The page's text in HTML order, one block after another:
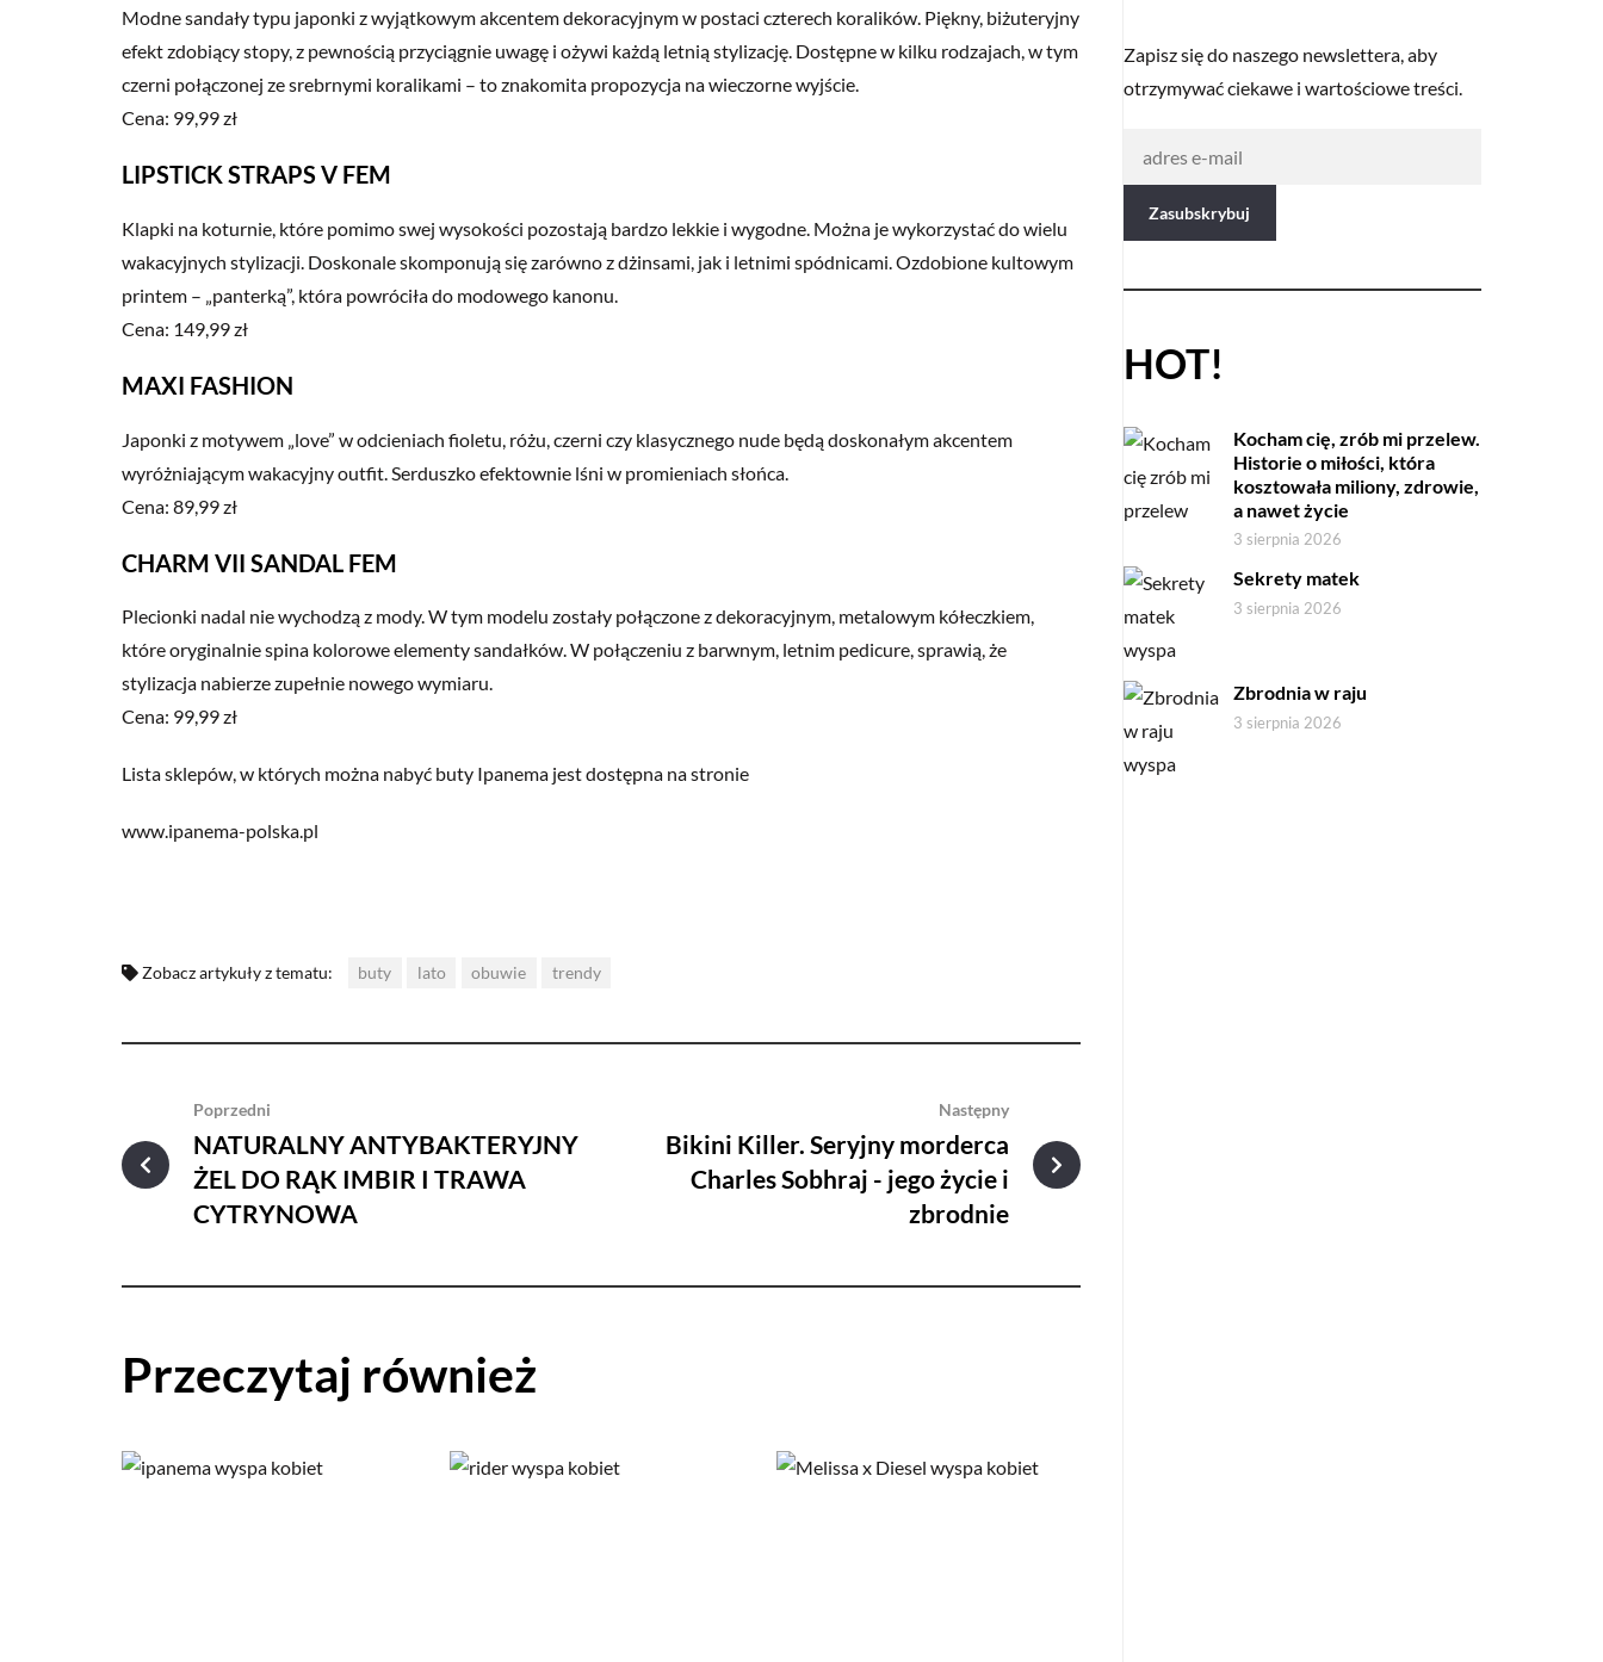
Modne sandały typu japonki z wyjątkowym akcentem dekoracyjnym w postaci czterech koralików. Piękny, biżuteryjny
efekt zdobiący stopy, z pewnością przyciągnie uwagę i ożywi każdą letnią stylizację. Dostępne w kilku rodzajach, w tym
czerni połączonej ze srebrnymi koralikami – to znakomita propozycja na wieczorne wyjście.
Cena: 99,99 zł
LIPSTICK STRAPS V FEM
Klapki na koturnie, które pomimo swej wysokości pozostają bardzo lekkie i wygodne. Można je wykorzystać do wielu
wakacyjnych stylizacji. Doskonale skomponują się zarówno z dżinsami, jak i letnimi spódnicami. Ozdobione kultowym
printem – „panterką”, która powróciła do modowego kanonu.
Cena: 149,99 zł
MAXI FASHION
Japonki z motywem „love” w odcieniach fioletu, różu, czerni czy klasycznego nude będą doskonałym akcentem
wyróżniającym wakacyjny outfit. Serduszko efektownie lśni w promieniach słońca.
Cena: 89,99 zł
CHARM VII SANDAL FEM
Plecionki nadal nie wychodzą z mody. W tym modelu zostały połączone z dekoracyjnym, metalowym kółeczkiem,
które oryginalnie spina kolorowe elementy sandałków. W połączeniu z barwnym, letnim pedicure, sprawią, że
stylizacja nabierze zupełnie nowego wymiaru.
Cena: 99,99 zł
Lista sklepów, w których można nabyć buty Ipanema jest dostępna na stronie
www.ipanema-polska.pl
Zobacz artykuły z tematu: buty lato obuwie trendy
Poprzedni
NATURALNY ANTYBAKTERYJNY
ŻEL DO RĄK IMBIR I TRAWA
CYTRYNOWA
Następny
Bikini Killer. Seryjny morderca
Charles Sobhraj - jego życie i
zbrodnie
Przeczytaj również
Zapisz się do naszego newslettera, aby
otrzymywać ciekawe i wartościowe treści.
HOT!
Kocham cię, zrób mi przelew.
Historie o miłości, która
kosztowała miliony, zdrowie,
a nawet życie
3 sierpnia 2026
Sekrety matek
3 sierpnia 2026
Zbrodnia w raju
3 sierpnia 2026